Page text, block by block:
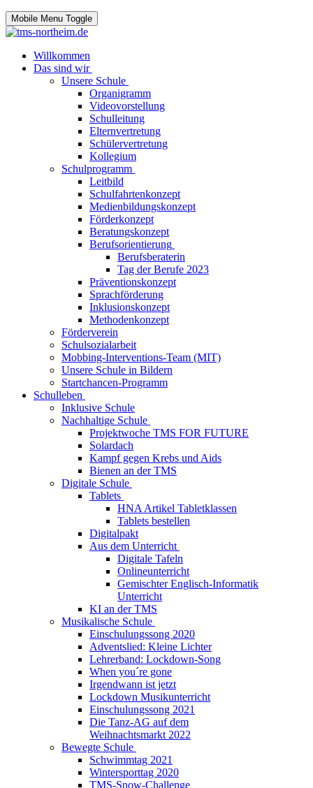
Mobile Menu Toggle
Willkommen
Das sind wir
Unsere Schule
Organigramm
Videovorstellung
Schulleitung
Elternvertretung
Schülervertretung
Kollegium
Schulprogramm
Leitbild
Schulfahrtenkonzept
Medienbildungskonzept
Förderkonzept
Beratungskonzept
Berufsorientierung
Berufsberaterin
Tag der Berufe 2023
Präventionskonzept
Sprachförderung
Inklusionskonzept
Methodenkonzept
Förderverein
Schulsozialarbeit
Mobbing-Interventions-Team (MIT)
Unsere Schule in Bildern
Startchancen-Programm
Schulleben
Inklusive Schule
Nachhaltige Schule
Projektwoche TMS FOR FUTURE
Solardach
Kampf gegen Krebs und Aids
Bienen an der TMS
Digitale Schule
Tablets
HNA Artikel Tabletklassen
Tablets bestellen
Digitalpakt
Aus dem Unterricht
Digitale Tafeln
Onlineunterricht
Gemischter Englisch-Informatik
Unterricht
KI an der TMS
Musikalische Schule
Einschulungssong 2020
Adventslied: Kleine Lichter
Lehrerband: Lockdown-Song
When you´re gone
Irgendwann ist jetzt
Lockdown Musikunterricht
Einschulungssong 2021
Die Tanz-AG auf dem
Weihnachtsmarkt 2022
Bewegte Schule
Schwimmtag 2021
Wintersporttag 2020
TMS-Snow-Challenge